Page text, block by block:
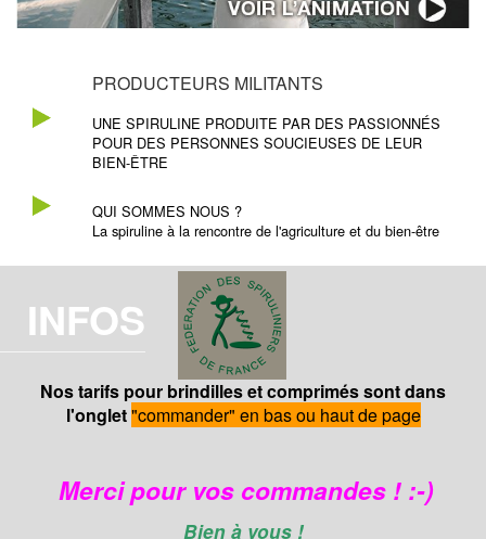
PRODUCTEURS MILITANTS
UNE SPIRULINE PRODUITE PAR DES PASSIONNÉS
POUR DES PERSONNES SOUCIEUSES DE LEUR
BIEN-ÊTRE
QUI SOMMES NOUS ?
La spiruline à la rencontre de l'agriculture et du bien-être
INFOS
Nos tarifs pour brindilles et comprimés sont dans
l'onglet"commander" en bas ou haut de page
Merci pour vos commandes ! :-)
Bien à vous !